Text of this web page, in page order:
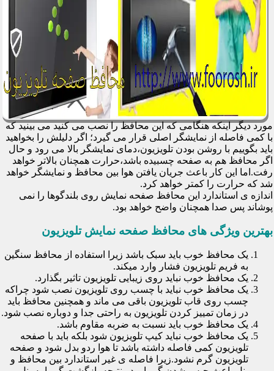
مورد دیگر اینکه هنگامی که این محافظ را نصب می کنید می بینید که
با کمی فاصله از نمایشگر اصلی قرار می گیرد؛ اگر دلیلش را بخواهید
باید بگوییم با روشن بودن تلویزیون،دمای نمایشگر بالا می رود و حال
اگر محافظ هم به صفحه چسبیده باشد،حرارت همچنان بالاتر خواهد
رفت.اما این کار باعث جریان یافتن هوا بین محافظ و نمایشگر خواهد
شد که حرارت را کمتر خواهد کرد.
اندازه ی استاندارد این محافظ صفحه نمایش روی بلندگوها را نمی
پوشاند پس صدا همچنان واضح خواهد بود.
بهترین ویژگی های محافظ صفحه نمایش تلویزیون
یک محافظ خوب باید سبک باشد زیرا استفاده از محافظ سنگین
به فریم تلویزیون فشار وارد میکند.
یک محافظ خوب نباید روی زیبایی تلویزیون تاثیر بگذارد.
یک محافظ خوب نباید با چسب روی تلویزیون نصب شود چراکه
چسب روی قاب تلویزیون باقی می ماند و همچنین محافظ باید
در زمان تمییز کردن تلویزیون به راحتی جدا و دوباره نصب شود.
یک محافظ خوب باید نسبت به ضربه مقاوم باشد.
یک محافظ خوب نباید کیپ تلویزیون شود بلکه باید با صفحه
تلویزیون کمی فاصله داشته باشد تا هوا ردو بدل شود و صفحه
تلویزیون گرم نشود.زیرا فاصله ی غیر استاندارد بین محافظ و